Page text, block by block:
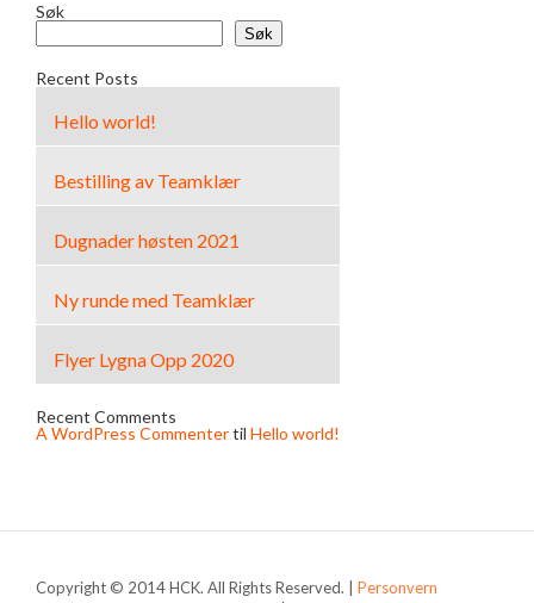
Søk
Søk
Recent Posts
Hello world!
Bestilling av Teamklær
Dugnader høsten 2021
Ny runde med Teamklær
Flyer Lygna Opp 2020
Recent Comments
A WordPress Commentertil Hello world!
Copyright © 2014 HCK. All Rights Reserved. | Personvern